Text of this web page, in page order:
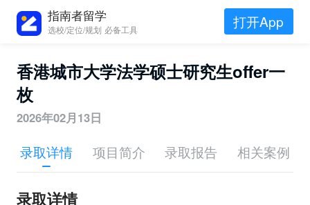
指南者留学
选校/定位/规划 必备工具 打开App
香港城市大学法学硕士研究生offer一
枚
2026年02月13日
录取详情 项目简介 录取报告 相关案例
录取详情